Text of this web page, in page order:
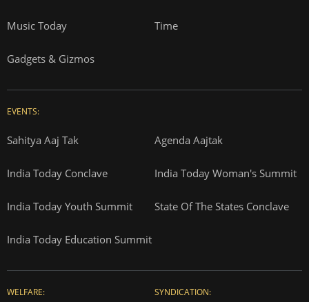
Music Today Time
Gadgets & Gizmos
EVENTS:
Sahitya Aaj Tak Agenda Aajtak
India Today Conclave India Today Woman's Summit
India Today Youth Summit State Of The States Conclave
India Today Education Summit
WELFARE: SYNDICATION: